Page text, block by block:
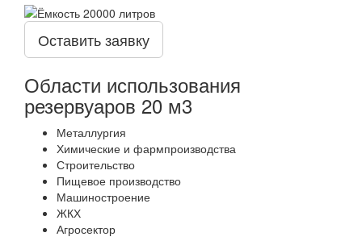
Оставить заявку
Области использования
резервуаров 20 м3
Металлургия
Химические и фармпроизводства
Строительство
Пищевое производство
Машиностроение
ЖКХ
Агросектор